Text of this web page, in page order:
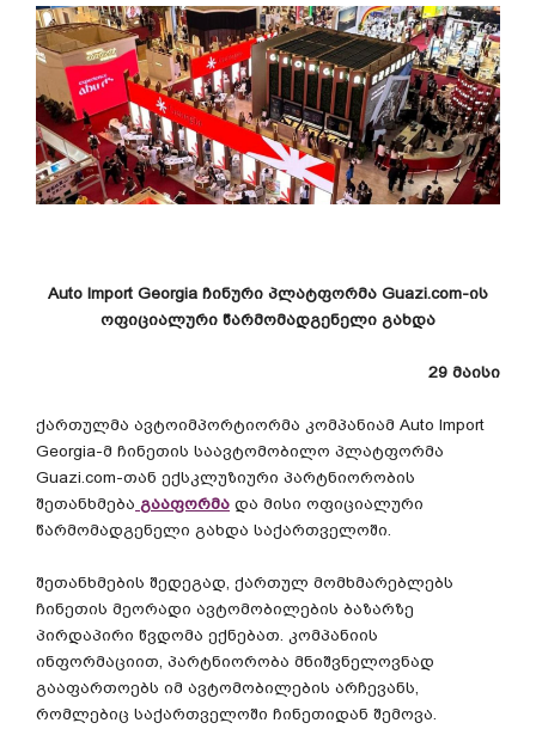
Auto Import Georgia ჩინური პლატფორმა Guazi.com-ის
ოფიციალური წარმომადგენელი გახდა
29 მაისი
ქართულმა ავტოიმპორტიორმა კომპანიამ Auto Import
Georgia-მ ჩინეთის საავტომობილო პლატფორმა
Guazi.com-თან ექსკლუზიური პარტნიორობის
შეთანხმება გააფორმა და მისი ოფიციალური
წარმომადგენელი გახდა საქართველოში.
შეთანხმების შედეგად ქართულ მომხმარებლებს
ჩინეთის მეორადი ავტომობილების ბაზარზე
პირდაპირი წვდომა ექნებათ კომპანიის
ინფორმაციით პარტნიორობა მნიშვნელოვნად
გააფართოებს იმ ავტომობილების არჩევანს
რომლებიც საქართველოში ჩინეთიდან შემოვა